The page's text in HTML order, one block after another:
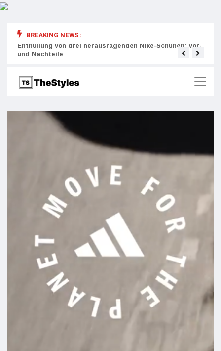
BREAKING NEWS :
Enthüllung von drei herausragenden Nike-Schuhen: Vor-
und Nachteile